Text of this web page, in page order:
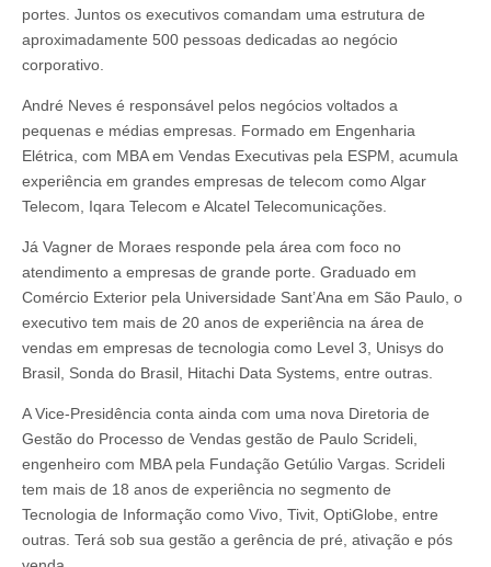
portes. Juntos os executivos comandam uma estrutura de
aproximadamente 500 pessoas dedicadas ao negócio
corporativo.
André Neves é responsável pelos negócios voltados a
pequenas e médias empresas. Formado em Engenharia
Elétrica, com MBA em Vendas Executivas pela ESPM, acumula
experiência em grandes empresas de telecom como Algar
Telecom, Iqara Telecom e Alcatel Telecomunicações.
Já Vagner de Moraes responde pela área com foco no
atendimento a empresas de grande porte. Graduado em
Comércio Exterior pela Universidade Sant’Ana em São Paulo, o
executivo tem mais de 20 anos de experiência na área de
vendas em empresas de tecnologia como Level 3, Unisys do
Brasil, Sonda do Brasil, Hitachi Data Systems, entre outras.
A Vice-Presidência conta ainda com uma nova Diretoria de
Gestão do Processo de Vendas gestão de Paulo Scrideli,
engenheiro com MBA pela Fundação Getúlio Vargas. Scrideli
tem mais de 18 anos de experiência no segmento de
Tecnologia de Informação como Vivo, Tivit, OptiGlobe, entre
outras. Terá sob sua gestão a gerência de pré, ativação e pós